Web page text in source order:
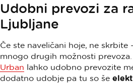
Udobni prevozi za
Ljubljane
Če ste naveličani hoje, ne skrbite
mnogo drugih možnosti prevoza.
Urban lahko udobno prevozite
dodatno udobje pa tu so še